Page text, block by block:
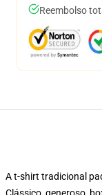
Reembolso
A t-shirt tradicional